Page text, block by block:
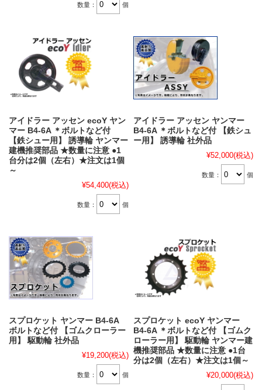
数量： 個
アイドラー アッセン ecoY ヤン
マー B4-6A ＊ボルトなど付
【鉄シュー用】 誘導輪 ヤンマー
建機推奨部品 ★数量に注意 ●1
台分は2個（左右）★注文は1個
～
¥54,400(税込)
数量： 個
アイドラー アッセン ヤンマー
B4-6A ＊ボルトなど付 【鉄シュ
ー用】 誘導輪 社外品
¥52,000(税込)
数量： 個
スプロケット ヤンマー B4-6A
ボルトなど付 【ゴムクローラー
用】 駆動輪 社外品
¥19,200(税込)
数量： 個
スプロケット ecoY ヤンマー
B4-6A ＊ボルトなど付 【ゴムク
ローラー用】 駆動輪 ヤンマー建
機推奨部品 ★数量に注意 ●1台
分は2個（左右）★注文は1個～
¥20,000(税込)